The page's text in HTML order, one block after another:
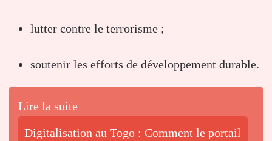
lutter contre le terrorisme ;
soutenir les efforts de développement durable.
Lire la suite
Digitalisation au Togo : Comment le portail